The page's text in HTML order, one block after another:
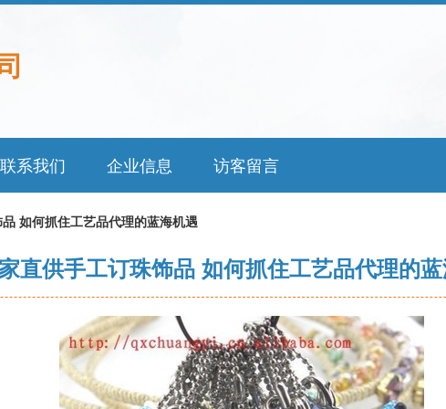
联系我们 企业信息 访客留言
如何抓住工艺品代理的蓝海机遇
直供手工订珠饰品 如何抓住工艺品代理的